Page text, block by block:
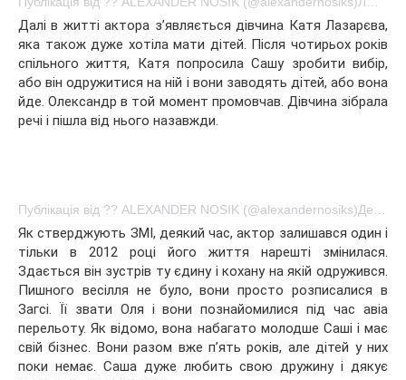
Далі в житті актора з’являється дівчина Катя Лазарєва,
яка також дуже хотіла мати дітей. Після чотирьох років
спільного життя, Катя попросила Сашу зробити вибір,
або він одружитися на ній і вони заводять дітей, або вона
йде. Олександр в той момент промовчав. Дівчина зібрала
речі і пішла від нього назавжди.
Як стверджують ЗМІ, деякий час, актор залишався один і
тільки в 2012 році його життя нарешті змінилася.
Здається він зустрів ту єдину і кохану на якій одружився.
Пишного весілля не було, вони просто розписалися в
Загсі. Її звати Оля і вони познайомилися під час авіа
перельоту. Як відомо, вона набагато молодше Саші і має
свій бізнес. Вони разом вже п’ять років, але дітей у них
поки немає. Саша дуже любить свою дружину і дякує